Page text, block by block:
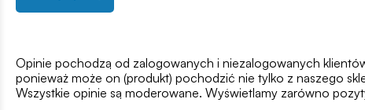
Opinie pochodzą od zalogowanych i niezalogowanych
ponieważ może on (produkt) pochodzić nie tylko z naszego
Wszystkie opinie są moderowane. Wyświetlamy zarówno